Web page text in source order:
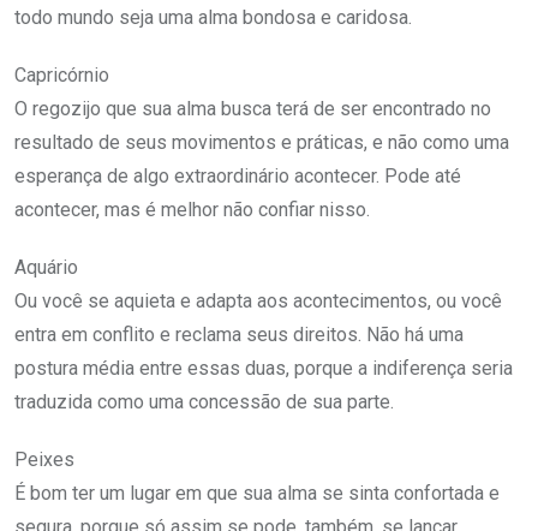
todo mundo seja uma alma bondosa e caridosa.
Capricórnio
O regozijo que sua alma busca terá de ser encontrado no
resultado de seus movimentos e práticas, e não como uma
esperança de algo extraordinário acontecer. Pode até
acontecer, mas é melhor não confiar nisso.
Aquário
Ou você se aquieta e adapta aos acontecimentos, ou você
entra em conflito e reclama seus direitos. Não há uma
postura média entre essas duas, porque a indiferença seria
traduzida como uma concessão de sua parte.
Peixes
É bom ter um lugar em que sua alma se sinta confortada e